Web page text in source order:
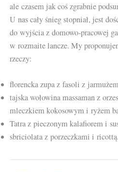
ale czasem jak coś zgrabnie
U nas cały śnieg stopniał, jest
do wyjścia z domowo-pracowej
w rozmaite lancze. My
rzeczy:
florencka zupa z fasoli z
tajska wołowina massaman z
mleczkiem kokosowym i ryżem
Tatra z pieczonym kalafiorem i
sbriciolata z porzeczkami i ricottą.